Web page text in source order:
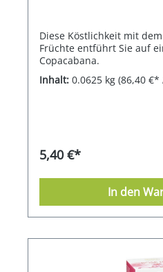
Diese Köstlichkeit mit
Früchte entführt Sie auf
Copacabana.
Inhalt: 0.0625 kg (86,40 €*
5,40 €*
In den